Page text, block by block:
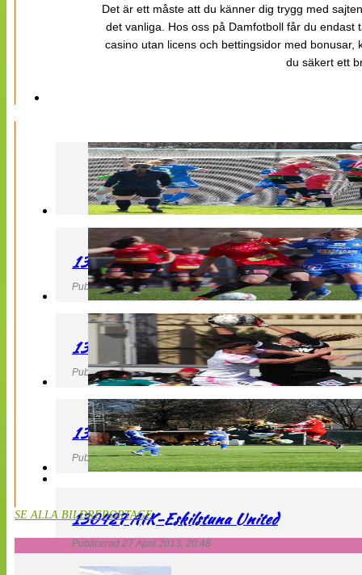
Det är ett måste att du känner dig trygg med
det vanliga. Hos oss på Damfotboll får du
casino utan licens och bettingsidor med
du säkert ett
130427 LB 07 – QBIK
Publicerad 27 April 2013, 22:40
130427 IF Limhamn Bunkeflo – QBIK
Publicerad 27 April 2013, 21:10
130427 LdB FC Malmö – Mallbackens IF
Publicerad 27 April 2013, 20:54
130427 AIK-Eskilstuna United
Publicerad 27 April 2013, 20:48
SE ALLA BILDREPORTAGE